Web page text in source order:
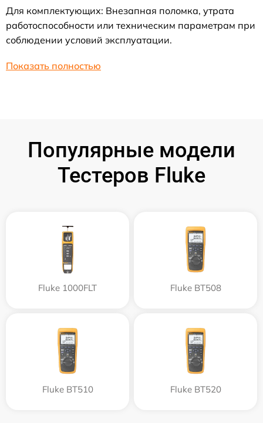
Для комплектующих: Внезапная поломка, утрата
работоспособности или техническим параметрам при
соблюдении условий эксплуатации.
Показать полностью
Популярные модели
Тестеров Fluke
Fluke 1000FLT Fluke BT508
Fluke BT510 Fluke BT520